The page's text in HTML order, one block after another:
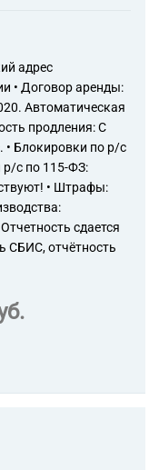
адрес
• Договор аренды:
Автоматическая
продления: С
• Блокировки по р/с
р/с по 115-ФЗ:
• Штрафы:
сдается
СБИС, отчётность